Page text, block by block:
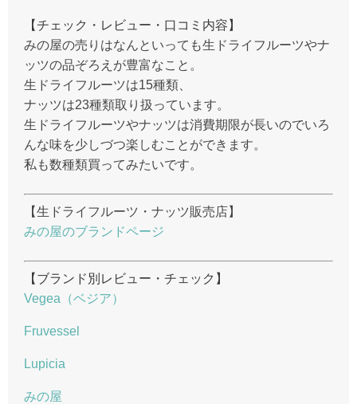
【チェック・レビュー・口コミ内容】
みの屋の売りはなんといっても生ドライフルーツやナ
ッツの品ぞろえが豊富なこと。
生ドライフルーツは15種類、
ナッツは23種類取り扱っています。
生ドライフルーツやナッツは消費期限が長いのでいろ
んな味を少しづつ楽しむことができます。
私も数種類買ってみたいです。
【生ドライフルーツ・ナッツ販売店】
みの屋のブランドページ
【ブランド別レビュー・チェック】
Vegea（ベジア）
Fruvessel
Lupicia
みの屋